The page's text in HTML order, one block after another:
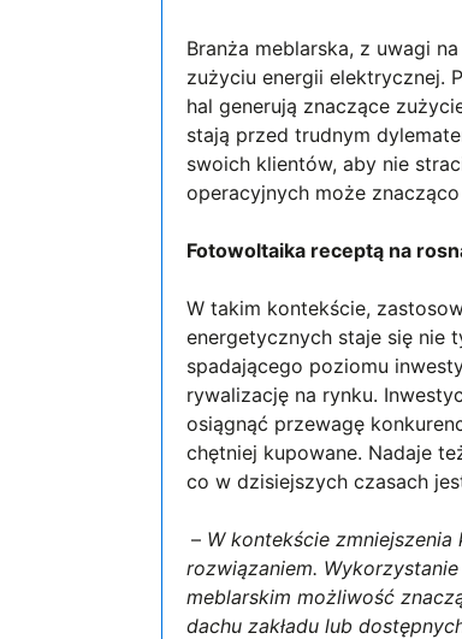
Branża meblarska, z uwagi
zużyciu energii elektrycznej.
hal generują znaczące
stają przed trudnym
swoich klientów, aby nie
operacyjnych może
Fotowoltaika receptą na
W takim kontekście,
energetycznych staje się nie
spadającego poziomu
rywalizację na rynku.
osiągnąć przewagę
chętniej kupowane. Nadaje
co w dzisiejszych czasach
– W kontekście
rozwiązaniem.
meblarskim możliwość
dachu zakładu lub